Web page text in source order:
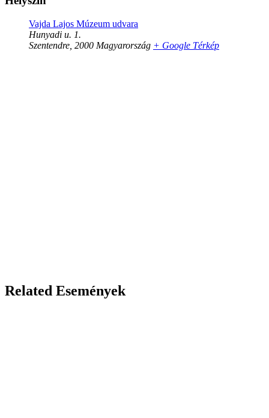
Vajda Lajos Múzeum udvara
Hunyadi u. 1.
Szentendre 2000 Magyarország + Google Térkép
Related Események